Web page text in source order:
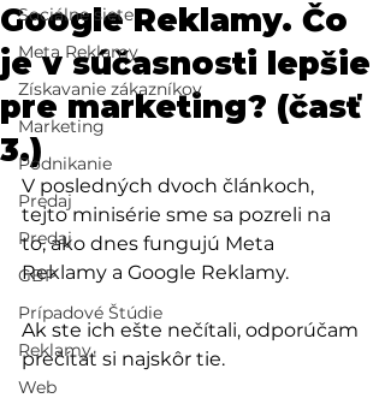
Sociálne siete
Meta Reklamy
Získavanie zákazníkov
Marketing
Podnikanie
Predaj
Predaj
GBP
Prípadové Štúdie
Reklamy
Web
Google Reklamy. Čo
je v súčasnosti lepšie
pre marketing? (časť
3.)
V posledných dvoch článkoch,
tejto minisérie sme sa pozreli na
to, ako dnes fungujú Meta
Reklamy a Google Reklamy.
Ak ste ich ešte nečítali, odporúčam
prečítať si najskôr tie.